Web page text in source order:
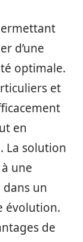
d’une
optimale.
et
en
La solution
une
un
évolution.
de